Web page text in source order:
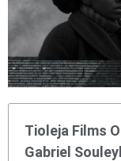
Tioleja Films
Gabriel